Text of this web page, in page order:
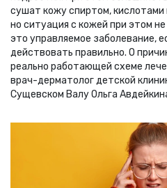
сушат кожу спиртом,
но ситуация с кожей при этом
это управляемое заболевание,
действовать правильно. О
реально работающей схеме
врач-дерматолог детской
Сущевском Валу Ольга